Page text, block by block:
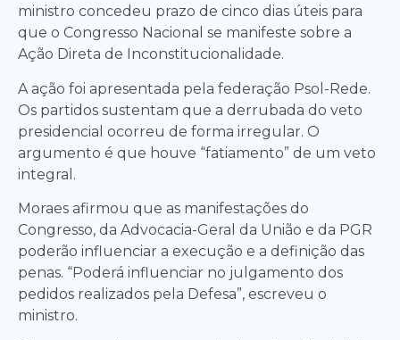
ministro concedeu prazo de cinco dias úteis para
que o Congresso Nacional se manifeste sobre a
Ação Direta de Inconstitucionalidade.
A ação foi apresentada pela federação Psol-Rede.
Os partidos sustentam que a derrubada do veto
presidencial ocorreu de forma irregular. O
argumento é que houve “fatiamento” de um veto
integral.
Moraes afirmou que as manifestações do
Congresso, da Advocacia-Geral da União e da PGR
poderão influenciar a execução e a definição das
penas. “Poderá influenciar no julgamento dos
pedidos realizados pela Defesa”, escreveu o
ministro.